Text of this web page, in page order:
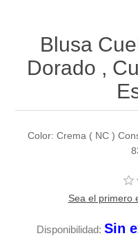
Blusa
Dorado ,
Color: Crema ( NC )
Sea el primero
Disponibilidad: Sin